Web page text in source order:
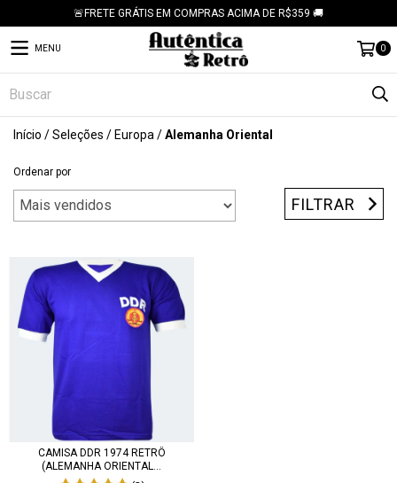
🚨FRETE GRÁTIS EM COMPRAS ACIMA DE R$359 🚚
MENU 0
Início /Seleções / Europa /Alemanha Oriental
Ordenar por
FILTRAR
CAMISA DDR 1974 RETRÔ
(ALEMANHA ORIENTAL...